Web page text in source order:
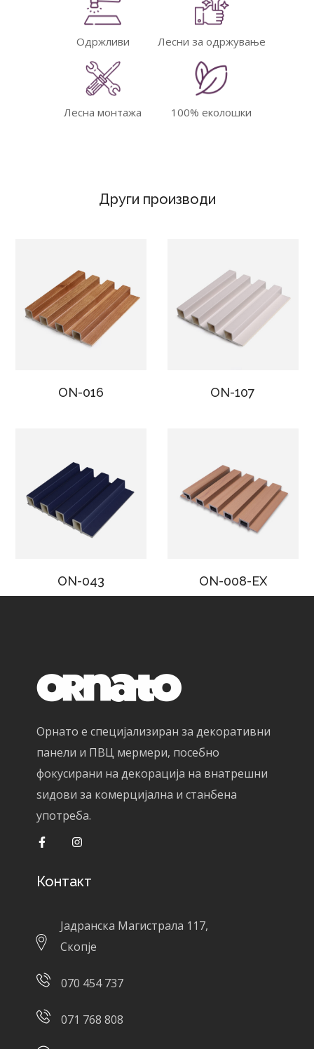
Одржливи Лесни за одржување
Лесна монтажа 100% еколошки
Други производи
ON-016 ON-107
ON-043 ON-008-EX
Орнато е специјализиран за декоративни
панели и ПВЦ мермери, посебно
фокусирани на декорација на внатрешни
ѕидови за комерцијална и станбена
употреба.
Контакт
Јадранска Магистрала 117,
Скопје
070 454 737
071 768 808